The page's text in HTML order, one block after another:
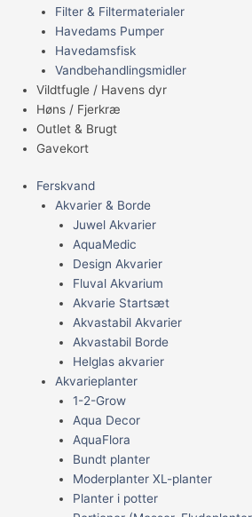
Filter & Filtermaterialer
Havedams Pumper
Havedamsfisk
Vandbehandlingsmidler
Vildtfugle / Havens dyr
Høns / Fjerkræ
Outlet & Brugt
Gavekort
Ferskvand
Akvarier & Borde
Juwel Akvarier
AquaMedic
Design Akvarier
Fluval Akvarium
Akvarie Startsæt
Akvastabil Akvarier
Akvastabil Borde
Helglas akvarier
Akvarieplanter
1-2-Grow
Aqua Decor
AquaFlora
Bundt planter
Moderplanter XL-planter
Planter i potter